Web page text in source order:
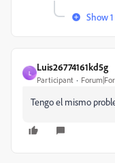
Show
L
Luis26774161kd5g
Participant
Tengo el mismo